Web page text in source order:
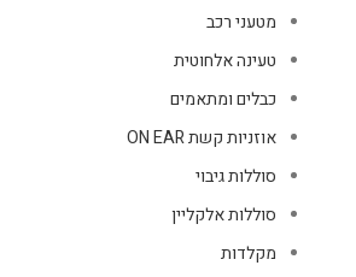
מטעני רכב
טעינה אלחוטית
כבלים ומתאמים
אוזניות קשת ON EAR
סוללות גיבוי
סוללות אלקליין
מקלדות